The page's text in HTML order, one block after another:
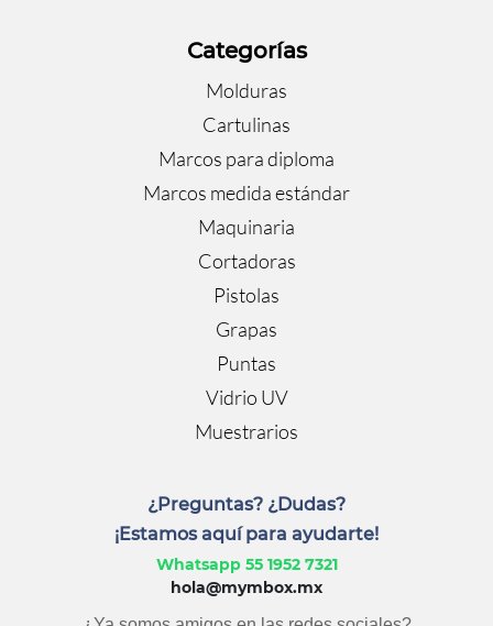
Categorías
Molduras
Cartulinas
Marcos para diploma
Marcos medida estándar
Maquinaria
Cortadoras
Pistolas
Grapas
Puntas
Vidrio UV
Muestrarios
¿Preguntas? ¿Dudas?
¡Estamos aquí para ayudarte!
Whatsapp 55 1952 7321
hola@mymbox.mx